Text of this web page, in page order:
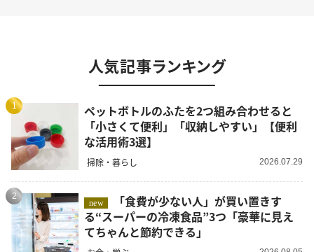
人気記事ランキング
1
ペットボトルのふたを2つ組み合わせると
「小さくて便利」「収納しやすい」【便利
な活用術3選】
掃除・暮らし 2026.07.29
2
new
る“スーパーの冷凍食品”3つ「豪華に見え
てちゃんと節約できる」